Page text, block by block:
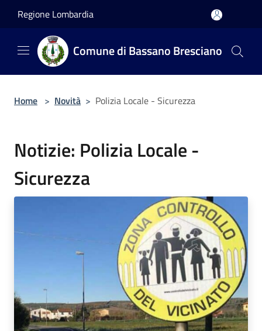
Regione Lombardia
Comune di Bassano Bresciano
Home > Novità > Polizia Locale - Sicurezza
Notizie: Polizia Locale -
Sicurezza